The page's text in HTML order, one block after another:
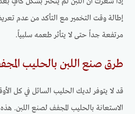
إطالة وقت التخمير مع التأكد من عدم
مرتفعة جداً حتى لا يتأثر طعمه سلبياً.
طرق صنع اللبن بالحليب
قد لا يتوفر لديك الحليب السائل في كل
الاستعانة بالحليب المجفف لصنع اللبن.